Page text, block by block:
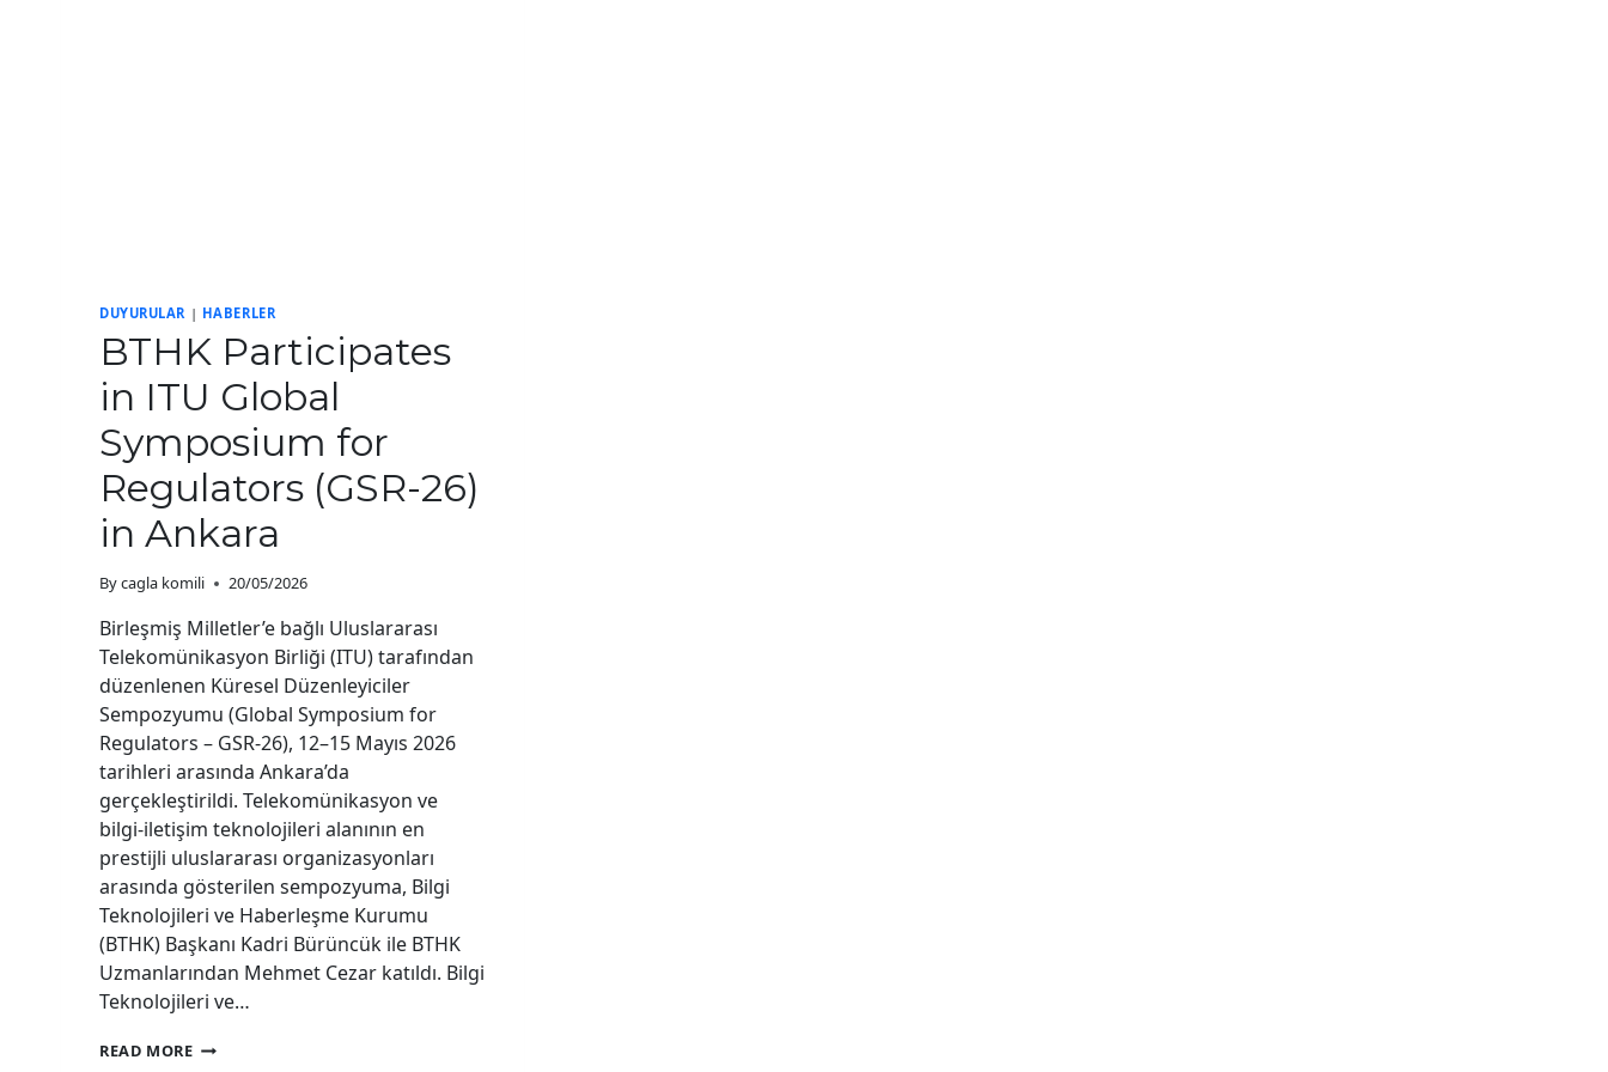
DUYURULAR | HABERLER
BTHK Participates
in ITU Global
Symposium for
Regulators (GSR-26)
in Ankara
Bycagla komili 20/05/2026
Birleşmiş Milletler’e bağlı Uluslararası
Telekomünikasyon Birliği (ITU) tarafından
düzenlenen Küresel Düzenleyiciler
Sempozyumu (Global Symposium for
Regulators – GSR-26), 12–15 Mayıs 2026
tarihleri arasında Ankara’da
gerçekleştirildi. Telekomünikasyon ve
bilgi-iletişim teknolojileri alanının en
prestijli uluslararası organizasyonları
arasında gösterilen sempozyuma, Bilgi
Teknolojileri ve Haberleşme Kurumu
(BTHK) Başkanı Kadri Bürüncük ile BTHK
Uzmanlarından Mehmet Cezar katıldı. Bilgi
Teknolojileri ve…
READ MOREBTHK